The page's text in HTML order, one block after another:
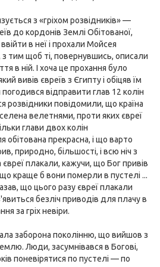
з «гріхом розвідників» —
до кордонів Землі Обітованої,
в неї і прохали Мойсея
з тим щоб ті, повернувшись, описали
в ній. І хоча це прохання було
вивів євреїв з Єгипту і обіцяв їм
відправити глав 12 колін
розвідники повідомили, що країна
велетнями, проти яких євреї
глави двох колін
прекрасна, і що варто
природно, більшості, і всю ніч з
плакали, кажучи, що Бог привів
що краще б вони померли в пустелі ...
що цього разу євреї плакали
безліч приводів для плачу в
за гріх невіри.
заборона поколінню, що вийшов з
Люди, засумнівався в Богові,
поневірятися по пустелі — по